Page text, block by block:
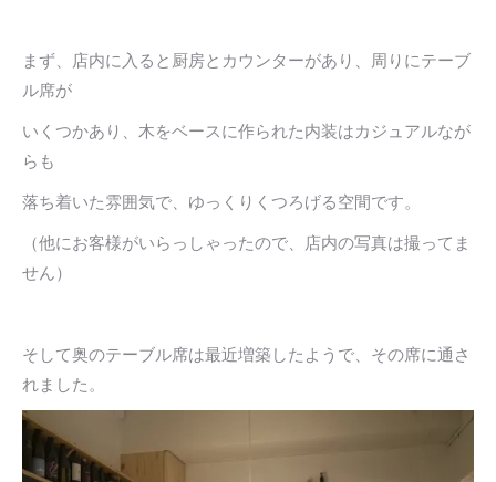
まず、店内に入ると厨房とカウンターがあり、周りにテーブ
ル席が
いくつかあり、木をベースに作られた内装はカジュアルなが
らも
落ち着いた雰囲気で、ゆっくりくつろげる空間です。
（他にお客様がいらっしゃったので、店内の写真は撮ってま
せん）
そして奥のテーブル席は最近増築したようで、その席に通さ
れました。